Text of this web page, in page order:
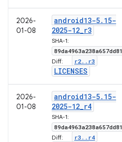
2026-
01-08
android13-5. 15-
2025-12_r3
SHA-1:
89da4963a238a657dd81
Diff: r2. . r3
LICENSES
2026-
01-08
android13-5. 15-
2025-12_r4
SHA-1:
89da4963a238a657dd81
Diff: r3 . . r4